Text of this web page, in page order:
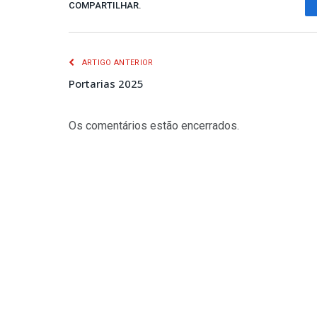
COMPARTILHAR.
ARTIGO ANTERIOR
Portarias 2025
Os comentários estão encerrados.